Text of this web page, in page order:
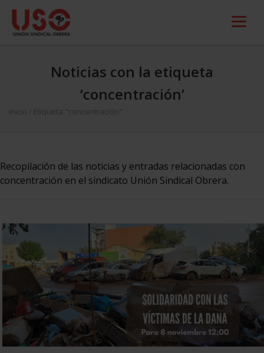
Noticias con la etiqueta
‘concentración’
Inicio Etiqueta "concentración"
Recopilación de las noticias y entradas relacionadas con
concentración en el sindicato Unión Sindical Obrera.